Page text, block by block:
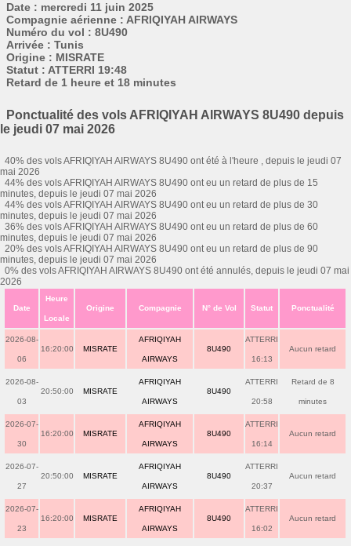
Date : mercredi 11 juin 2025
Compagnie aérienne : AFRIQIYAH AIRWAYS
Numéro du vol : 8U490
Arrivée : Tunis
Origine : MISRATE
Statut : ATTERRI 19:48
Retard de 1 heure et 18 minutes
Ponctualité des vols AFRIQIYAH AIRWAYS 8U490 depuis
le jeudi 07 mai 2026
40% des vols AFRIQIYAH AIRWAYS 8U490 ont été à l'heure , depuis le jeudi 07
mai 2026
44% des vols AFRIQIYAH AIRWAYS 8U490 ont eu un retard de plus de 15
minutes, depuis le jeudi 07 mai 2026
44% des vols AFRIQIYAH AIRWAYS 8U490 ont eu un retard de plus de 30
minutes, depuis le jeudi 07 mai 2026
36% des vols AFRIQIYAH AIRWAYS 8U490 ont eu un retard de plus de 60
minutes, depuis le jeudi 07 mai 2026
20% des vols AFRIQIYAH AIRWAYS 8U490 ont eu un retard de plus de 90
minutes, depuis le jeudi 07 mai 2026
0% des vols AFRIQIYAH AIRWAYS 8U490 ont été annulés, depuis le jeudi 07 mai
2026
Date
Heure
Locale
Origine Compagnie N° de Vol Statut Ponctualité
2026-08-
06
16:20:00 MISRATE
AFRIQIYAH
AIRWAYS
8U490
ATTERRI
16:13
Aucun retard
2026-08-
03
20:50:00 MISRATE
AFRIQIYAH
AIRWAYS
8U490
ATTERRI
20:58
Retard de 8
minutes
2026-07-
30
16:20:00 MISRATE
AFRIQIYAH
AIRWAYS
8U490
ATTERRI
16:14
Aucun retard
2026-07-
27
20:50:00 MISRATE
AFRIQIYAH
AIRWAYS
8U490
ATTERRI
20:37
Aucun retard
2026-07-
23
16:20:00 MISRATE
AFRIQIYAH
AIRWAYS
8U490
ATTERRI
16:02
Aucun retard